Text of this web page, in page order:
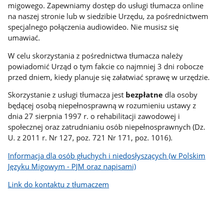
migowego. Zapewniamy dostęp do usługi tłumacza online
na naszej stronie lub w siedzibie Urzędu, za pośrednictwem
specjalnego połączenia audiowideo. Nie musisz się
umawiać.
W celu skorzystania z pośrednictwa tłumacza należy
powiadomić Urząd o tym fakcie co najmniej 3 dni robocze
przed dniem, kiedy planuje się załatwiać sprawę w urzędzie.
Skorzystanie z usługi tłumacza jest bezpłatne dla osoby
będącej osobą niepełnosprawną w rozumieniu ustawy z
dnia 27 sierpnia 1997 r. o rehabilitacji zawodowej i
społecznej oraz zatrudnianiu osób niepełnosprawnych (Dz.
U. z 2011 r. Nr 127, poz. 721 Nr 171, poz. 1016).
Informacja dla osób głuchych i niedosłyszących (w Polskim
Języku Migowym - PJM oraz napisami)
Link do kontaktu z tłumaczem